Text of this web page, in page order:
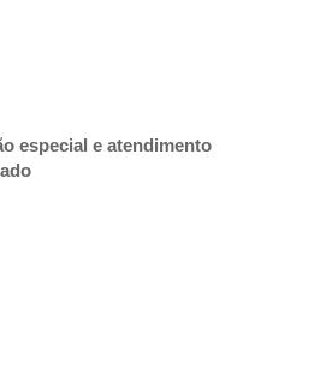
especial e atendimento